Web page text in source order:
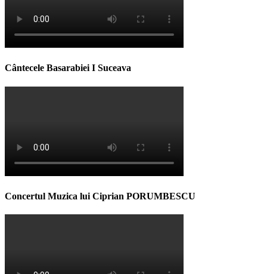
Cântecele Basarabiei I Suceava
Concertul Muzica lui Ciprian PORUMBESCU